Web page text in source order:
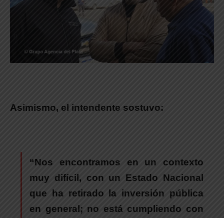
Asimismo, el intendente sostuvo:
“Nos encontramos en un contexto
muy difícil, con un Estado Nacional
que ha retirado la inversión pública
en general; no está cumpliendo con